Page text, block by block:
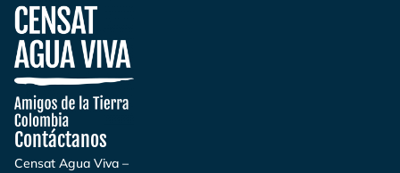
Contáctanos
Censat Agua Viva –